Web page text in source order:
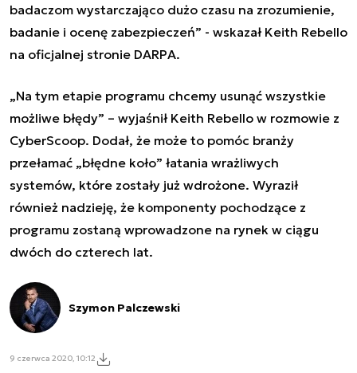
badaczom wystarczająco dużo czasu na zrozumienie,
badanie i ocenę zabezpieczeń” - wskazał Keith Rebello
na oficjalnej stronie DARPA.
„Na tym etapie programu chcemy usunąć wszystkie
możliwe błędy” – wyjaśnił Keith Rebello w rozmowie z
CyberScoop. Dodał, że może to pomóc branży
przełamać „błędne koło” łatania wrażliwych
systemów, które zostały już wdrożone. Wyraził
również nadzieję, że komponenty pochodzące z
programu zostaną wprowadzone na rynek w ciągu
dwóch do czterech lat.
Szymon Palczewski
9 czerwca 2020, 10:12